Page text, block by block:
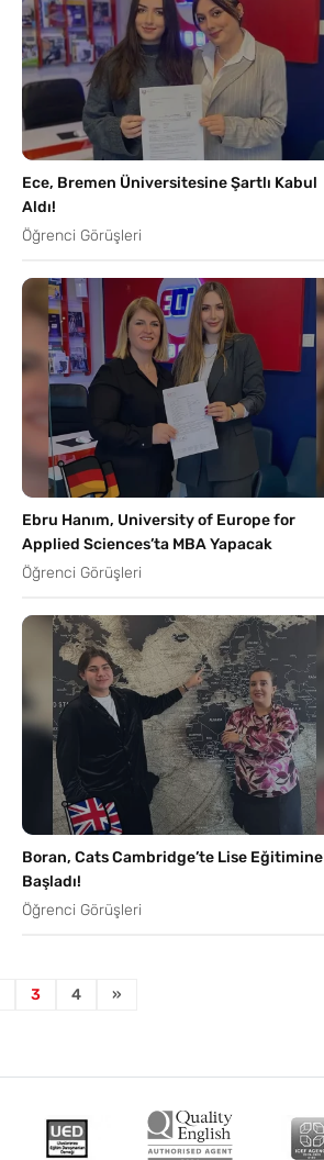
Ece, Bremen Üniversitesine Şartlı Kabul
Aldı!
Öğrenci Görüşleri
Ebru Hanım, University of Europe for
Applied Sciences’ta MBA Yapacak
Öğrenci Görüşleri
Boran, Cats Cambridge’te Lise Eğitimine
Başladı!
Öğrenci Görüşleri
3 4 »